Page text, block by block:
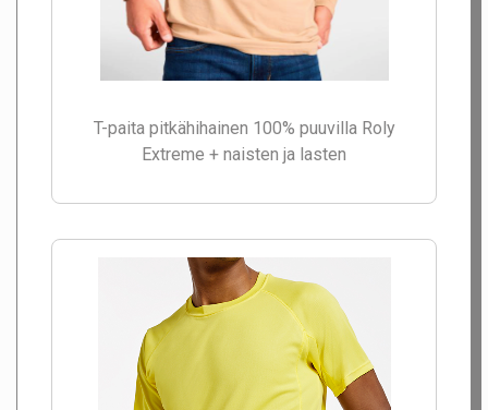
T-paita pitkähihainen 100% puuvilla Roly
Extreme + naisten ja lasten